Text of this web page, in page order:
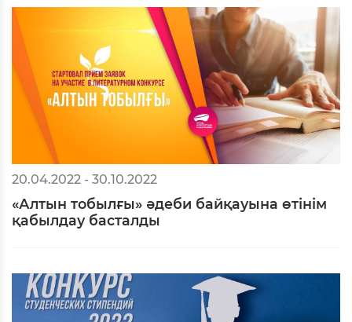
20.04.2022 - 30.10.2022
«Алтын тобылғы» әдеби байқауына өтінім
қабылдау басталды